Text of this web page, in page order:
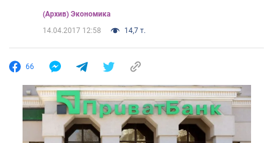
(Архив) Экономика
14.04.2017 12:58
14,7 т.
66